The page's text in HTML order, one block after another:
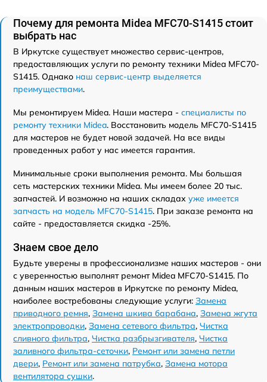
Почему для ремонта Midea MFС70-S1415 стоит
выбрать нас
В Иркутске существует множество сервис-центров,
предоставляющих услуги по ремонту техники Midea MFС70-
S1415. Однако наш сервис-центр выделяется
преимуществами.
Мы ремонтируем Midea. Наши мастера - специалисты по
ремонту техники Midea. Восстановить модель MFС70-S1415
для мастеров не будет новой задачей. На все виды
проведенных работ у нас имеется гарантия.
Минимальные сроки выполнения ремонта. Мы большая
сеть мастерских техники Midea. Мы имеем более 20 тыс.
запчастей. И возможно на наших складах уже имеется
запчасть на модель MFС70-S1415. При заказе ремонта на
сайте - предоставляется скидка -25%.
Знаем свое дело
Будьте уверены в профессионализме наших мастеров - они
с уверенностью выполнят ремонт Midea MFС70-S1415. По
данным наших мастеров в Иркутске по ремонту Midea,
наиболее востребованы следующие услуги: Замена
приводного ремня, Замена шкива барабана, Замена жгута
электропроводки, Замена сетевого фильтра, Чистка
сливного фильтра, Чистка разбрызгивателя, Чистка
заливного фильтра-сеточки, Ремонт или замена петли
двери, Ремонт или замена патрубка, Замена мотора
вентилятора сушки.